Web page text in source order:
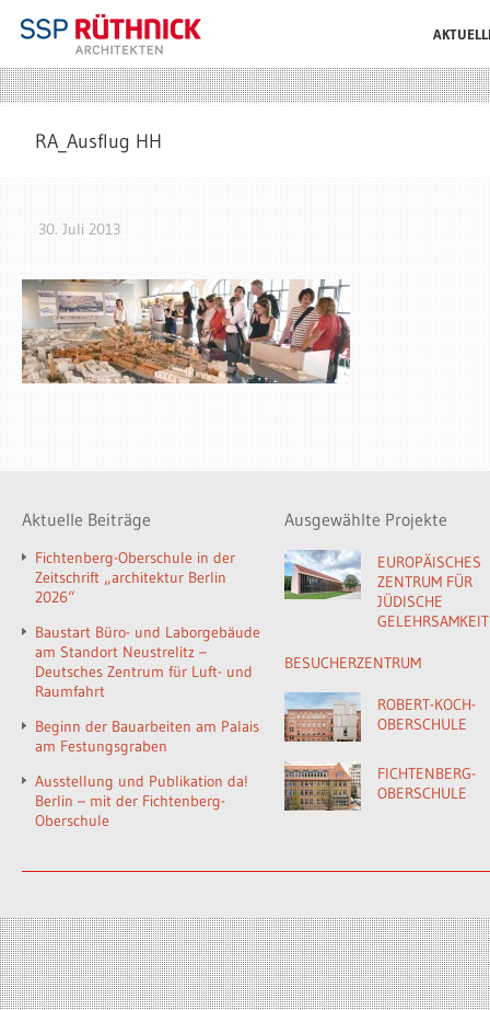
RA_Ausflug HH
30. Juli 2013
Aktuelle Beiträge
Fichtenberg-Oberschule in der
Zeitschrift „architektur Berlin
2026“
Baustart Büro- und Laborgebäude
am Standort Neustrelitz –
Deutsches Zentrum für Luft- und
Raumfahrt
Beginn der Bauarbeiten am Palais
am Festungsgraben
Ausstellung und Publikation da!
Berlin – mit der Fichtenberg-
Oberschule
Ausgewählte Projekte
EUROPÄISCHES
ZENTRUM FÜR
JÜDISCHE
GELEHRSAMKEIT
BESUCHERZENTRUM
ROBERT-KOCH-
OBERSCHULE
FICHTENBERG-
OBERSCHULE